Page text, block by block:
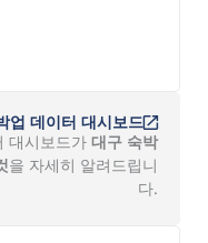
업 데이터 대시보드
대시보드가 대구 숙박
을 자세히 알려드립니
다.